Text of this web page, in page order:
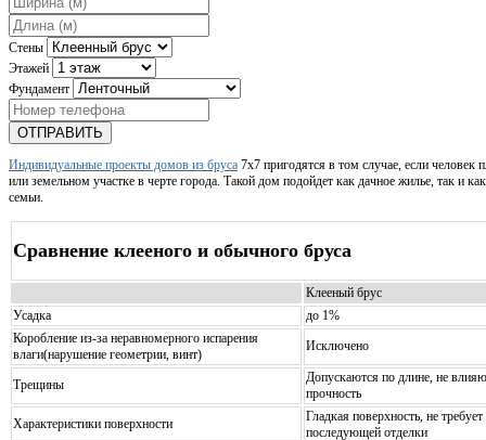
Стены
Этажей
Фундамент
ОТПРАВИТЬ
Индивидуальные проекты домов из бруса 7x7 пригодятся в том случае, если человек
или земельном участке в черте города. Такой дом подойдет как дачное жилье, так и
семьи.
Сравнение клееного и обычного бруса
Клееный брус
Усадка
до 1%
Коробление из-за неравномерного испарения
влаги(нарушение геометрии, винт)
Исключено
Трещины
Допускаются по длине, не
прочность
Характеристики поверхности
Гладкая поверхность, не требует
последующей отделки